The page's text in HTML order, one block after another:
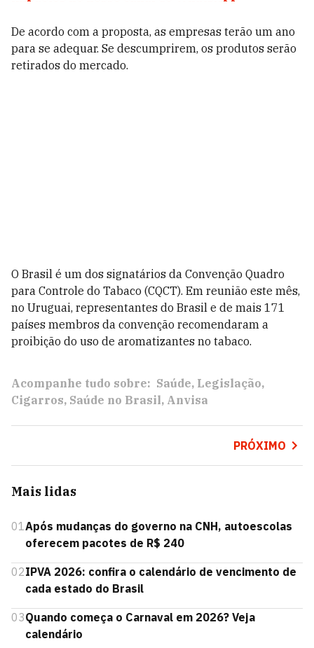
De acordo com a proposta, as empresas terão um ano
para se adequar. Se descumprirem, os produtos serão
retirados do mercado.
O Brasil é um dos signatários da Convenção Quadro
para Controle do Tabaco (CQCT). Em reunião este mês,
no Uruguai, representantes do Brasil e de mais 171
países membros da convenção recomendaram a
proibição do uso de aromatizantes no tabaco.
Acompanhe tudo sobre: Saúde Legislação
Cigarros Saúde no Brasil Anvisa
PRÓXIMO
Mais lidas
01Após mudanças do governo na CNH, autoescolas
oferecem pacotes de R$ 240
02IPVA 2026: confira o calendário de vencimento de
cada estado do Brasil
03Quando começa o Carnaval em 2026? Veja
calendário